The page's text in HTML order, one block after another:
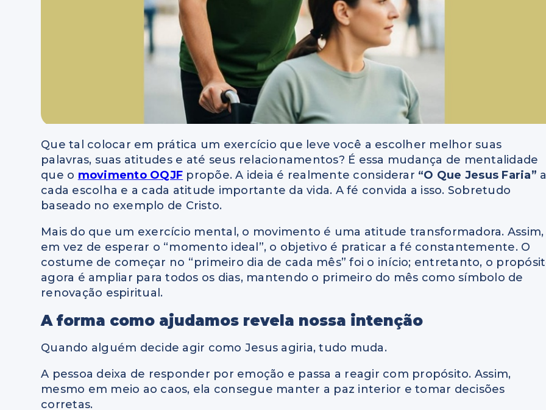
Que tal colocar em prática um exercício que leve você a escolher melhor suas
palavras, suas atitudes e até seus relacionamentos? É essa mudança de mentalidade
que o movimento OQJF propõe. A ideia é realmente considerar “O Que Jesus Faria” a
cada escolha e a cada atitude importante da vida. A fé convida a isso. Sobretudo
baseado no exemplo de Cristo.
Mais do que um exercício mental, o movimento é uma atitude transformadora. Assim,
em vez de esperar o “momento ideal”, o objetivo é praticar a fé constantemente. O
costume de começar no “primeiro dia de cada mês” foi o início; entretanto, o
agora é ampliar para todos os dias, mantendo o primeiro do mês como símbolo de
renovação espiritual.
A forma como ajudamos revela nossa intenção
Quando alguém decide agir como Jesus agiria, tudo muda.
A pessoa deixa de responder por emoção e passa a reagir com propósito. Assim,
mesmo em meio ao caos, ela consegue manter a paz interior e tomar decisões
corretas.